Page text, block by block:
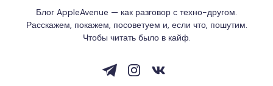
Блог AppleAvenue — как разговор с техно-другом.
Расскажем, покажем, посоветуем и, если что, пошутим.
Чтобы читать было в кайф.